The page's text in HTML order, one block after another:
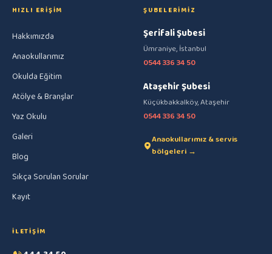
HIZLI ERIŞIM
Hakkımızda
Anaokullarımız
Okulda Eğitim
Atölye & Branşlar
Yaz Okulu
Galeri
Blog
Sıkça Sorulan Sorular
Kayıt
ŞUBELERIMIZ
Şerifali Şubesi
Ümraniye, İstanbul
0544 336 34 50
Ataşehir Şubesi
Küçükbakkalköy, Ataşehir
0544 336 34 50
Anaokullarımız & servis
bölgeleri →
İLETIŞIM